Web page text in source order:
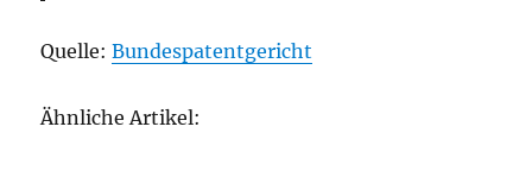
Quelle:Bundespatentgericht
Ähnliche Artikel: